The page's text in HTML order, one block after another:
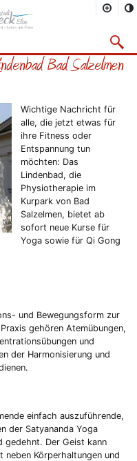
Rathaus
Bad Salzelmen
Wichtige Nachricht für
alle, die jetzt etwas für
ihre Fitness oder
Entspannung tun
möchten: Das
Lindenbad, die
Physiotherapie im
Kurpark von Bad
Salzelmen, bietet ab
sofort neue Kurse für
Yoga sowie für Qi Gong
und Bewegungsform zur
gehören Atemübungen,
und
der Harmonisierung und
einfach auszuführende,
der Satyananda Yoga
gedehnt. Der Geist kann
neben Körperhaltungen und